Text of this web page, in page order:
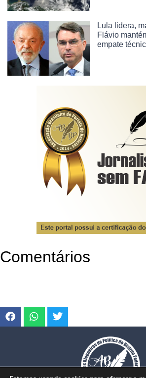
Lula lidera,
Flávio
empate
Comentários